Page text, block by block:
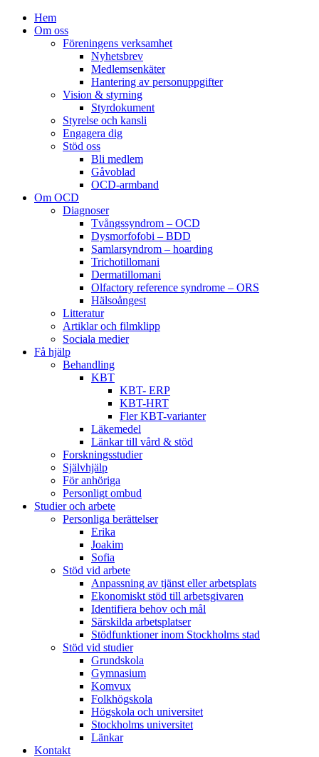
Hem
Om oss
Föreningens verksamhet
Nyhetsbrev
Medlemsenkäter
Hantering av personuppgifter
Vision & styrning
Styrdokument
Styrelse och kansli
Engagera dig
Stöd oss
Bli medlem
Gåvoblad
OCD-armband
Om OCD
Diagnoser
Tvångssyndrom – OCD
Dysmorfofobi – BDD
Samlarsyndrom – hoarding
Trichotillomani
Dermatillomani
Olfactory reference syndrome – ORS
Hälsoångest
Litteratur
Artiklar och filmklipp
Sociala medier
Få hjälp
Behandling
KBT
KBT- ERP
KBT-HRT
Fler KBT-varianter
Läkemedel
Länkar till vård & stöd
Forskningsstudier
Självhjälp
För anhöriga
Personligt ombud
Studier och arbete
Personliga berättelser
Erika
Joakim
Sofia
Stöd vid arbete
Anpassning av tjänst eller arbetsplats
Ekonomiskt stöd till arbetsgivaren
Identifiera behov och mål
Särskilda arbetsplatser
Stödfunktioner inom Stockholms stad
Stöd vid studier
Grundskola
Gymnasium
Komvux
Folkhögskola
Högskola och universitet
Stockholms universitet
Länkar
Kontakt